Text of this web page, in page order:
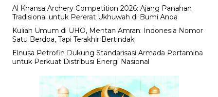
Al Khansa Archery Competition 2026: Ajang Panahan
Tradisional untuk Pererat Ukhuwah di Bumi Anoa
Kuliah Umum di UHO, Mentan Amran: Indonesia Nomor
Satu Berdoa, Tapi Terakhir Bertindak
Elnusa Petrofin Dukung Standarisasi Armada Pertamina
untuk Perkuat Distribusi Energi Nasional